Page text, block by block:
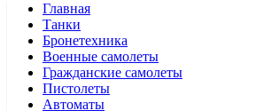
Главная
Танки
Бронетехника
Военные самолеты
Гражданские самолеты
Пистолеты
Автоматы